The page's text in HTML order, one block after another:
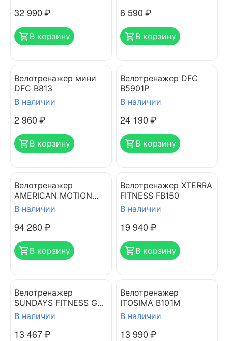
32 990₽
В корзину
6 590₽
В корзину
Велотренажер мини
DFC B813
В наличии
2 960₽
В корзину
Велотренажер DFC
B5901P
В наличии
24 190₽
В корзину
Велотренажер
AMERICAN MOTION
FITNESS 4710G
В наличии
94 280₽
В корзину
Велотренажер XTERRA
FITNESS FB150
В наличии
19 940₽
В корзину
Велотренажер
SUNDAYS FITNESS GB-
1039N
В наличии
13 467₽
Велотренажер
ITOSIMA B101M
В наличии
13 990₽